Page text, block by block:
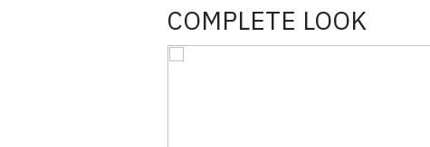
COMPLETE LOOK